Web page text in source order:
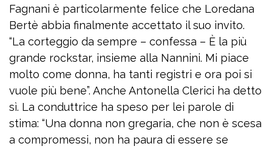
Fagnani è particolarmente felice che Loredana
Bertè abbia finalmente accettato il suo invito.
“La corteggio da sempre – confessa – È la più
grande rockstar, insieme alla Nannini. Mi piace
molto come donna, ha tanti registri e ora poi si
vuole più bene”. Anche Antonella Clerici ha detto
sì. La conduttrice ha speso per lei parole di
stima: “Una donna non gregaria, che non è scesa
a compromessi, non ha paura di essere se